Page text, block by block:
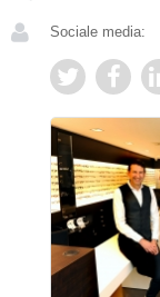
Sociale media: